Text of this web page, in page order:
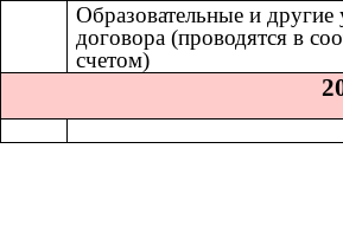
Образовательные и
договора (проводятся в
счетом)